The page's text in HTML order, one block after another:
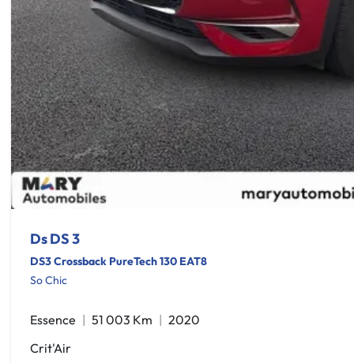
Ds DS 3
DS3 Crossback PureTech 130 EAT8
So Chic
Essence 51 003 Km
2020
Crit'Air